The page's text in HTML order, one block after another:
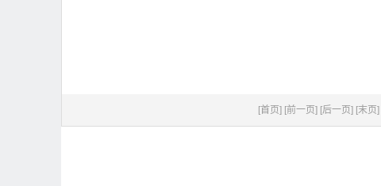
[首页] [前一页] [后一页] [末页]